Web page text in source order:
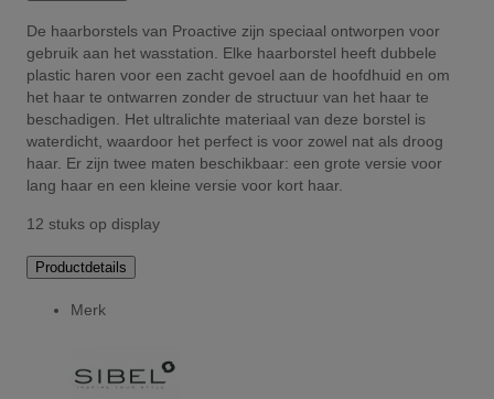
De haarborstels van Proactive zijn speciaal ontworpen voor
gebruik aan het wasstation. Elke haarborstel heeft dubbele
plastic haren voor een zacht gevoel aan de hoofdhuid en om
het haar te ontwarren zonder de structuur van het haar te
beschadigen. Het ultralichte materiaal van deze borstel is
waterdicht, waardoor het perfect is voor zowel nat als droog
haar. Er zijn twee maten beschikbaar: een grote versie voor
lang haar en een kleine versie voor kort haar.
12 stuks op display
Productdetails
Merk